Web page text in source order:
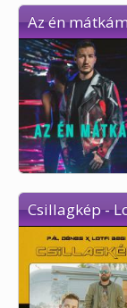
Az én
Csillagkép -